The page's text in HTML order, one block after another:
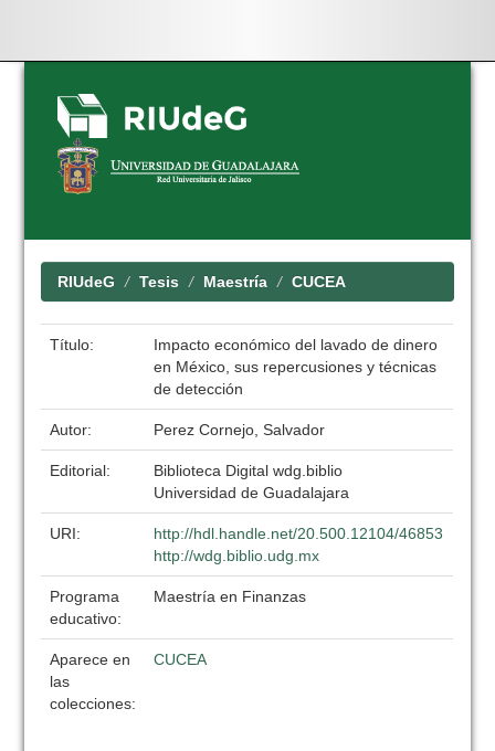
Skip
navigation
RIUdeG Tesis Maestría CUCEA
Título:
Impacto económico del lavado de dinero
en México, sus repercusiones y técnicas
de detección
Autor: Perez Cornejo, Salvador
Editorial:
Biblioteca Digital wdg.biblio
Universidad de Guadalajara
URI:
http://hdl.handle.net/20.500.12104/46853
http://wdg.biblio.udg.mx
Programa
educativo:
Maestría en Finanzas
Aparece en
las
colecciones:
CUCEA